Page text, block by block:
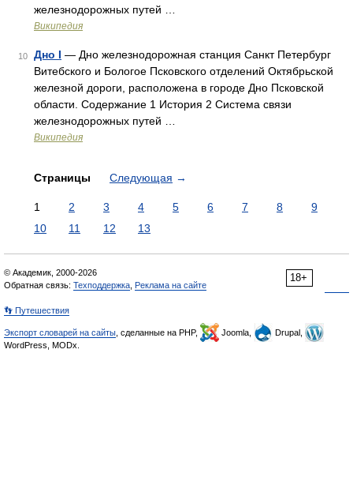
железнодорожных путей …
Википедия
10 Дно I — Дно железнодорожная станция Санкт Петербург
Витебского и Бологое Псковского отделений Октябрьской
железной дороги, расположена в городе Дно Псковской
области. Содержание 1 История 2 Система связи
железнодорожных путей …
Википедия
Страницы Следующая →
1 2 3 4 5 6 7 8
9
10
11 12 13
18+
© Академик, 2000-2026
Обратная связь: Техподдержка Реклама на сайте
👣 Путешествия
Экспорт словарей на сайты , сделанные на PHP, Joomla,
Drupal,
WordPress, MODx.